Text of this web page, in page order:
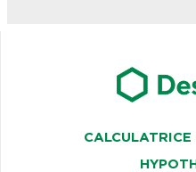
CALCULATRICE